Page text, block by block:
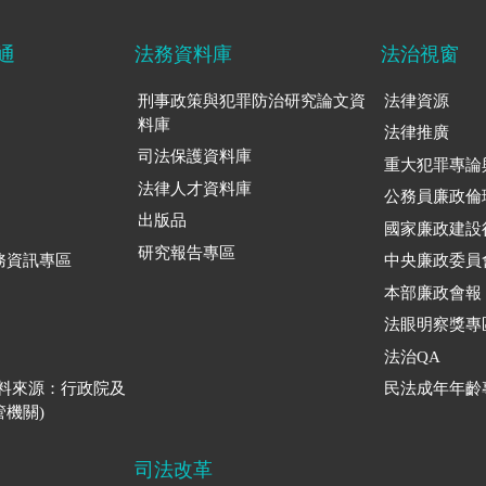
資訊專區
來源：行政院及
機關)
法務資料庫
刑事政策與犯罪防治研究論文資
料庫
司法保護資料庫
法律人才資料庫
出版品
研究報告專區
法治視窗
法律資源
法律推廣
重大犯罪專論
公務員廉政倫
國家廉政建
中央廉政委員
本部廉政會報
法眼明察獎專
法治QA
民法成年年齡
司法改革